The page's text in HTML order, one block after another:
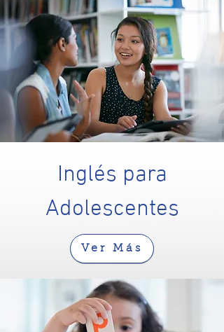
Inglés para
Adolescentes
Ver Más